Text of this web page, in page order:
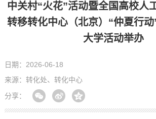
中关村“火花”活动暨全国高校人
转移转化中心（北京）“仲夏行
大学活动举办
日期：2026-06-18
来源：转化处、转化中心
分享：